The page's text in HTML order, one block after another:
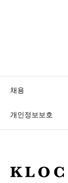
채용
개인정보보호
K